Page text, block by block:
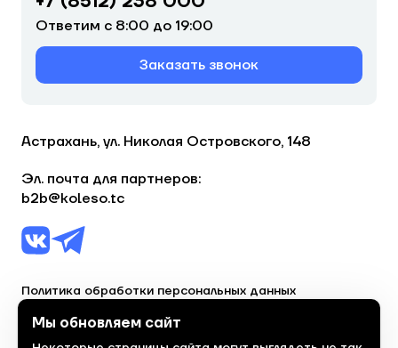
Ответим с 8:00 до 19:00
Заказать звонок
Астрахань, ул. Николая Островского, 148
Эл. почта для партнеров:
b2b@koleso.tc
Политика обработки персональных данных
Мы обновляем сайт